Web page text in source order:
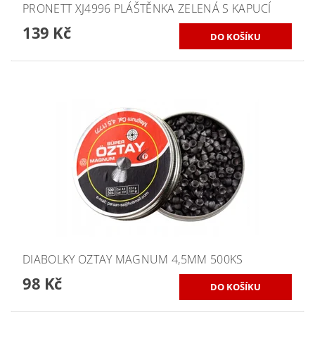
PRONETT XJ4996 PLÁŠTĚNKA ZELENÁ S KAPUCÍ
139 Kč
DIABOLKY OZTAY MAGNUM 4,5MM 500KS
98 Kč